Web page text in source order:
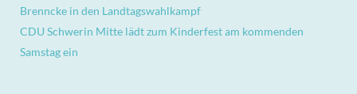
Brenncke in den Landtagswahlkampf
CDU Schwerin Mitte lädt zum Kinderfest am kommenden
Samstag ein